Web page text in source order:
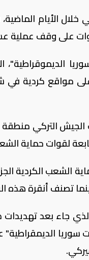
خلال الأيام
على وقف عملية
مواقع كردية في
التركي منطقة
لقوات حماية
الشعب الكردية
تصنف أنقرة هذه
جاء بعد
سوريا